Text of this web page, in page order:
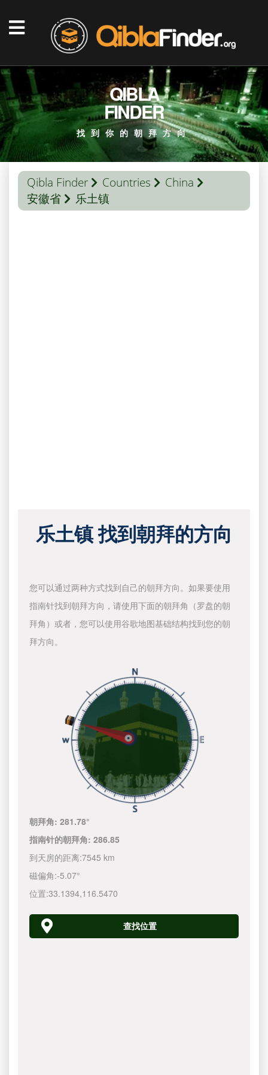
QIBLA
FINDER
找到你的朝拜方向
Qibla Finder Countries
China
安徽省
乐土镇
乐土镇 找到朝拜的方向
您可以通过两种方式找到自己的朝拜方向。如果要使用
指南针找到朝拜方向，请使用下面的朝拜角（罗盘的朝
拜角）或者，您可以使用谷歌地图基础结构找到您的朝
拜方向。
朝拜角:281.78°
指南针的朝拜角:286.85
到天房的距离:7545 km
磁偏角:-5.07°
位置:33.1394,116.5470
查找位置